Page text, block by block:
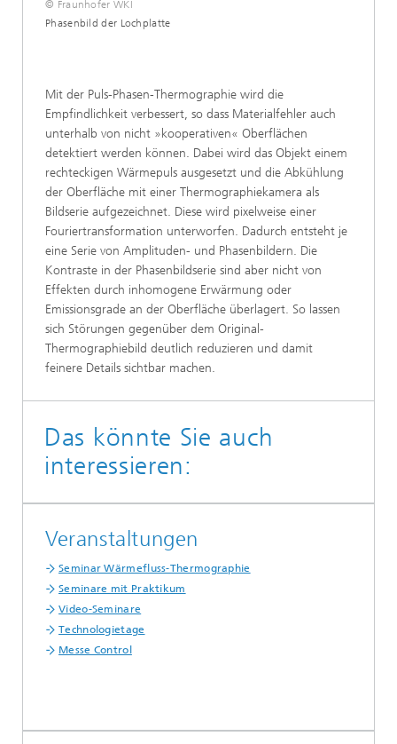
© Fraunhofer WKI
Phasenbild der Lochplatte
Mit der Puls-Phasen-Thermographie wird die
Empfindlichkeit verbessert, so dass Materialfehler auch
unterhalb von nicht »kooperativen« Oberflächen
detektiert werden können. Dabei wird das Objekt einem
rechteckigen Wärmepuls ausgesetzt und die Abkühlung
der Oberfläche mit einer Thermographiekamera als
Bildserie aufgezeichnet. Diese wird pixelweise einer
Fouriertransformation unterworfen. Dadurch entsteht je
eine Serie von Amplituden- und Phasenbildern. Die
Kontraste in der Phasenbildserie sind aber nicht von
Effekten durch inhomogene Erwärmung oder
Emissionsgrade an der Oberfläche überlagert. So lassen
sich Störungen gegenüber dem Original-
Thermographiebild deutlich reduzieren und damit
feinere Details sichtbar machen.
Das könnte Sie auch
interessieren:
Veranstaltungen
Seminar Wärmefluss-Thermographie
Seminare mit Praktikum
Video-Seminare
Technologietage
Messe Control